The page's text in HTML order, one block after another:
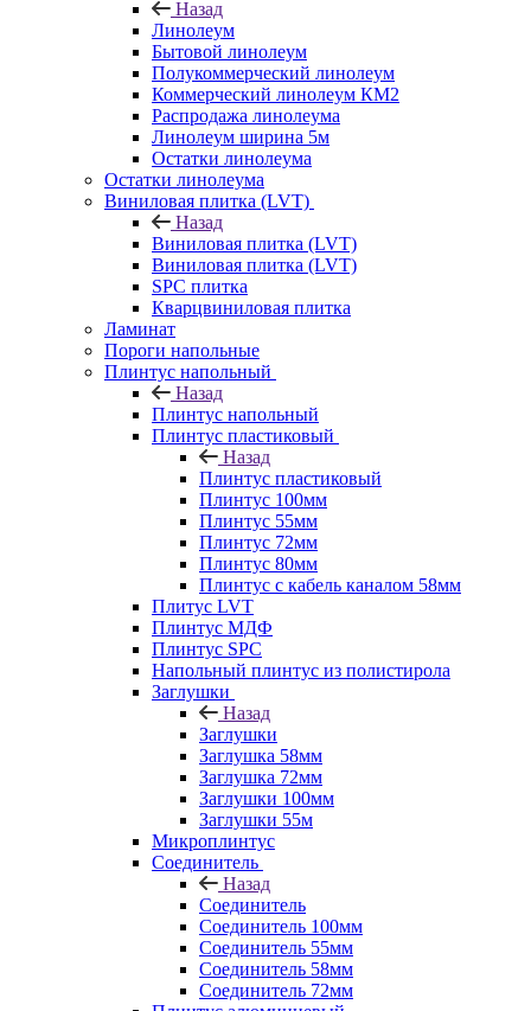
Назад
Линолеум
Бытовой линолеум
Полукоммерческий линолеум
Коммерческий линолеум КМ2
Распродажа линолеума
Линолеум ширина 5м
Остатки линолеума
Остатки линолеума
Виниловая плитка (LVT)
Назад
Виниловая плитка (LVT)
Виниловая плитка (LVT)
SPC плитка
Кварцвиниловая плитка
Ламинат
Пороги напольные
Плинтус напольный
Назад
Плинтус напольный
Плинтус пластиковый
Назад
Плинтус пластиковый
Плинтус 100мм
Плинтус 55мм
Плинтус 72мм
Плинтус 80мм
Плинтус с кабель каналом 58мм
Плитус LVT
Плинтус МДФ
Плинтус SPC
Напольный плинтус из полистирола
Заглушки
Назад
Заглушки
Заглушка 58мм
Заглушка 72мм
Заглушки 100мм
Заглушки 55м
Микроплинтус
Соединитель
Назад
Соединитель
Соединитель 100мм
Соединитель 55мм
Соединитель 58мм
Соединитель 72мм